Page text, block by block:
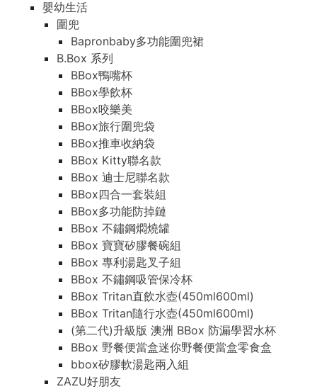
嬰幼生活
圍兜
Bapronbaby多功能圍兜裙
B.Box 系列
BBox鴨嘴杯
BBox學飲杯
BBox咬樂美
BBox旅行圍兜袋
BBox推車收納袋
BBox Kitty聯名款
BBox 迪士尼聯名款
BBox四合一套裝組
BBox多功能防掉鏈
BBox 不鏽鋼燜燒罐
BBox 寶寶矽膠餐碗組
BBox 專利湯匙叉子組
BBox 不鏽鋼吸管保冷杯
BBox Tritan直飲水壺(450ml600ml)
BBox Tritan隨行水壺(450ml600ml)
(第二代)升級版 澳洲 BBox 防漏學習水杯
BBox 野餐便當盒迷你野餐便當盒零食盒
bbox矽膠軟湯匙兩入組
ZAZU好朋友